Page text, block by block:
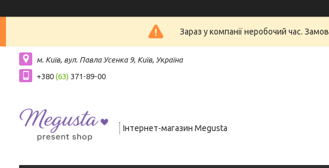
Зараз у компанії неробочий час.
м. Київ, вул. Павла Усенка 9, Київ, Україна
+380 (63) 371-89-00
Інтернет-магазин Megusta